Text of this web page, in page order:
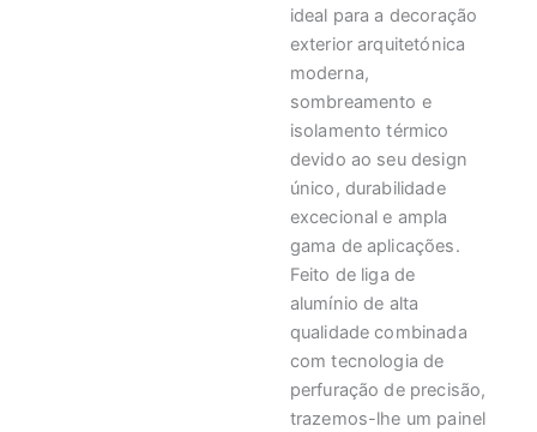
ideal para a decoração
exterior arquitetónica
moderna,
sombreamento e
isolamento térmico
devido ao seu design
único, durabilidade
excecional e ampla
gama de aplicações.
Feito de liga de
alumínio de alta
qualidade combinada
com tecnologia de
perfuração de precisão,
trazemos-lhe um painel